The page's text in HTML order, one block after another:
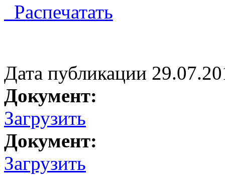
Распечатать
Дата публикации
Документ:
Загрузить
Документ:
Загрузить